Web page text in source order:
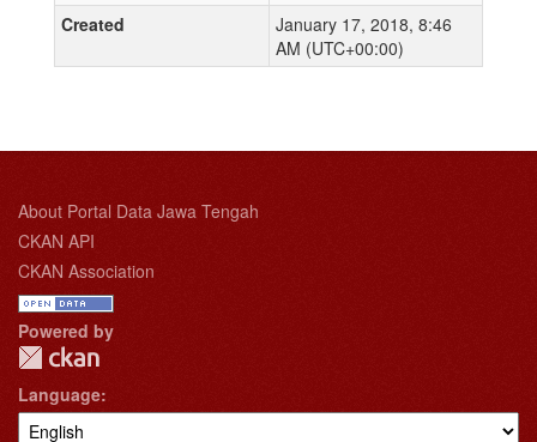
Created
January 17, 2018, 8:46
AM (UTC+00:00)
About Portal Data Jawa Tengah
CKAN API
CKAN Association
Powered by
Language